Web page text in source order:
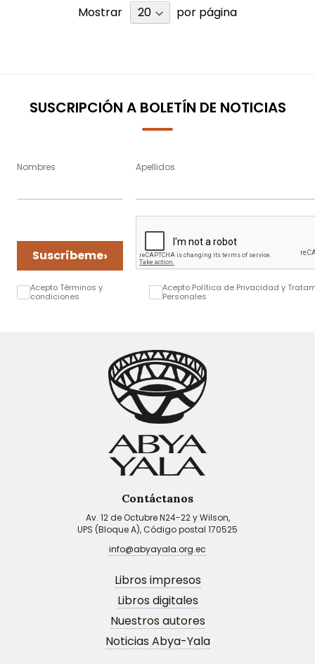
Mostrar por página
SUSCRIPCIÓN A BOLETÍN DE NOTICIAS
Nombres Apellidos
Suscríbeme›
Acepto Términos y
condiciones
Acepto Política de Privacidad y
Personales
Contáctanos
Av. 12 de Octubre N24-22 y Wilson,
UPS (Bloque A), Código postal 170525
info@abyayala.org.ec
Libros impresos
Libros digitales
Nuestros autores
Noticias Abya-Yala